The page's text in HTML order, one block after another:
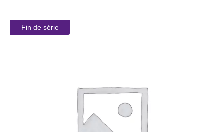
Fin de série